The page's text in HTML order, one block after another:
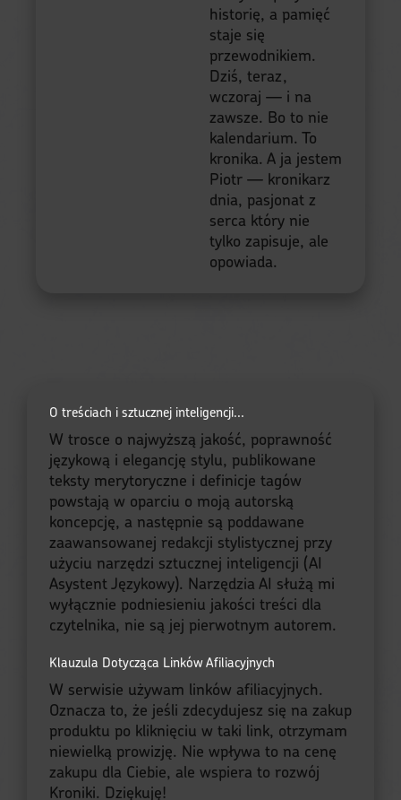
historię, a pamięć
staje się
przewodnikiem.
Dziś, teraz,
wczoraj — i na
zawsze. Bo to nie
kalendarium. To
kronika. A ja jestem
Piotr — kronikarz
dnia, pasjonat z
serca który nie
tylko zapisuje, ale
opowiada.
O treściach i sztucznej inteligencji...
W trosce o najwyższą jakość, poprawność
językową i elegancję stylu, publikowane
teksty merytoryczne i definicje tagów
powstają w oparciu o moją autorską
koncepcję, a następnie są poddawane
zaawansowanej redakcji stylistycznej przy
użyciu narzędzi sztucznej inteligencji (AI
Asystent Językowy). Narzędzia AI służą mi
wyłącznie podniesieniu jakości treści dla
czytelnika, nie są jej pierwotnym autorem.
Klauzula Dotycząca Linków Afiliacyjnych
W serwisie używam linków afiliacyjnych.
Oznacza to, że jeśli zdecydujesz się na zakup
produktu po kliknięciu w taki link, otrzymam
niewielką prowizję. Nie wpływa to na cenę
zakupu dla Ciebie, ale wspiera to rozwój
Kroniki. Dziękuję!